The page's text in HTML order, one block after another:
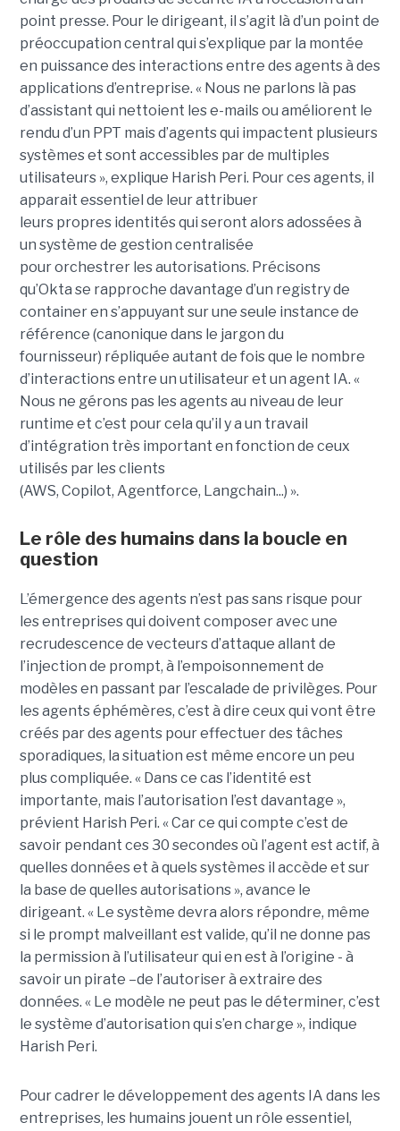
point presse. Pour le dirigeant, il s’agit là d’un point de
préoccupation central qui s’explique par la montée
en puissance des interactions entre des agents à des
applications d’entreprise. « Nous ne parlons là pas
d’assistant qui nettoient les e-mails ou améliorent le
rendu d’un PPT mais d’agents qui impactent plusieurs
systèmes et sont accessibles par de multiples
utilisateurs », explique Harish Peri. Pour ces agents, il
apparait essentiel de leur attribuer
leurs propres identités qui seront alors adossées à
un système de gestion centralisée
pour orchestrer les autorisations. Précisons
qu’Okta se rapproche davantage d’un registry de
container en s’appuyant sur une seule instance de
référence (canonique dans le jargon du
fournisseur) répliquée autant de fois que le nombre
d’interactions entre un utilisateur et un agent IA. «
Nous ne gérons pas les agents au niveau de leur
runtime et c’est pour cela qu’il y a un travail
d’intégration très important en fonction de ceux
utilisés par les clients
(AWS, Copilot, Agentforce, Langchain...) ».
Le rôle des humains dans la boucle en
question
L’émergence des agents n’est pas sans risque pour
les entreprises qui doivent composer avec une
recrudescence de vecteurs d’attaque allant de
l’injection de prompt, à l’empoisonnement de
modèles en passant par l’escalade de privilèges. Pour
les agents éphémères, c’est à dire ceux qui vont être
créés par des agents pour effectuer des tâches
sporadiques, la situation est même encore un peu
plus compliquée. « Dans ce cas l’identité est
importante, mais l’autorisation l’est davantage »,
prévient Harish Peri. « Car ce qui compte c’est de
savoir pendant ces 30 secondes où l’agent est actif, à
quelles données et à quels systèmes il accède et sur
la base de quelles autorisations », avance le
dirigeant. « Le système devra alors répondre, même
si le prompt malveillant est valide, qu’il ne donne pas
la permission à l’utilisateur qui en est à l’origine - à
savoir un pirate –de l’autoriser à extraire des
données. « Le modèle ne peut pas le déterminer, c’est
le système d’autorisation qui s’en charge », indique
Harish Peri.
Pour cadrer le développement des agents IA dans les
entreprises, les humains jouent un rôle essentiel,